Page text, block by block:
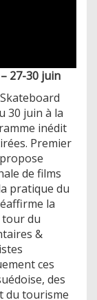
27-30 juin
30 juin à la
inédit
Premier
de films
pratique du
la
du
&
ces
des
du tourisme